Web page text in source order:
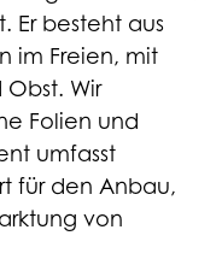
Er besteht aus
im Freien, mit
Wir
Folien und
umfasst
für den Anbau,
von